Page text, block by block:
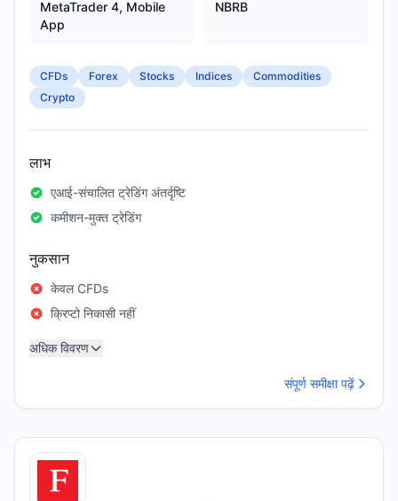
MetaTrader 4, Mobile
App
NBRB
CFDs Forex Stocks Indices
Commodities
Crypto
लाभ
एआई-संचालित ट्रेडिंग अंतर्दृष्टि
कमीशन-मुक्त ट्रेडिंग
नुकसान
केवल CFDs
क्रिप्टो निकासी नहीं
अधिक विवरण
संपूर्ण समीक्षा पढ़ें